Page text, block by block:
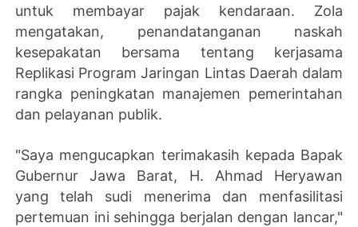
untuk membayar pajak kendaraan. Zola
mengatakan, penandatanganan naskah
kesepakatan bersama tentang kerjasama
Replikasi Program Jaringan Lintas Daerah dalam
rangka peningkatan manajemen pemerintahan
dan pelayanan publik.
"Saya mengucapkan terimakasih kepada Bapak
Gubernur Jawa Barat, H. Ahmad Heryawan
yang telah sudi menerima dan menfasilitasi
pertemuan ini sehingga berjalan dengan lancar,"